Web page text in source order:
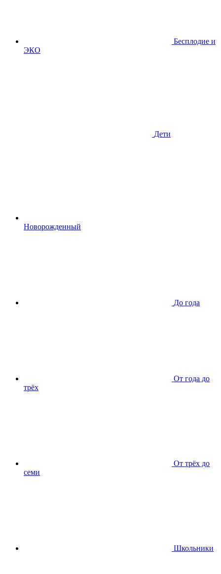
Бесплодие и
ЭКО
Дети
Новорожденный
До года
От года до
трёх
От трёх до
семи
Школьники